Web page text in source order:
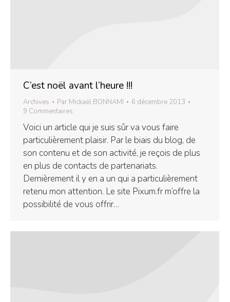
C’est noël avant l’heure !!!
Archives Par Mickaël BONNAMI
6 décembre 2013
9 Commentaires
Voici un article qui je suis sûr va vous faire
particulièrement plaisir. Par le biais du blog, de
son contenu et de son activité, je reçois de plus
en plus de contacts de partenariats.
Dernièrement il y en a un qui a particulièrement
retenu mon attention. Le site Pixum.fr m’offre la
possibilité de vous offrir…